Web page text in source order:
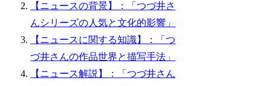
【ニュースの背景】：「つづ井さ
んシリーズの人気と文化的影響」
【ニュースに関する知識】：「つ
づ井さんの作品世界と描写手法」
【ニュース解説】：「つづ井さん